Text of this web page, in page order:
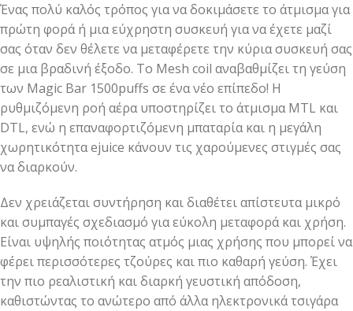
Ένας πολύ καλός τρόπος για να δοκιμάσετε το άτμισμα για
πρώτη φορά ή μια εύχρηστη συσκευή για να έχετε μαζί
σας όταν δεν θέλετε να μεταφέρετε την κύρια συσκευή σας
σε μια βραδινή έξοδο. Το Mesh coil αναβαθμίζει τη γεύση
των Magic Bar 1500puffs σε ένα νέο επίπεδο! Η
ρυθμιζόμενη ροή αέρα υποστηρίζει το άτμισμα MTL και
DTL, ενώ η επαναφορτιζόμενη μπαταρία και η μεγάλη
χωρητικότητα ejuice κάνουν τις χαρούμενες στιγμές σας
να διαρκούν.
Δεν χρειάζεται συντήρηση και διαθέτει απίστευτα μικρό
και συμπαγές σχεδιασμό για εύκολη μεταφορά και χρήση.
Είναι υψηλής ποιότητας ατμός μιας χρήσης που μπορεί να
φέρει περισσότερες τζούρες και πιο καθαρή γεύση. Έχει
την πιο ρεαλιστική και διαρκή γευστική απόδοση,
καθιστώντας το ανώτερο από άλλα ηλεκτρονικά τσιγάρα